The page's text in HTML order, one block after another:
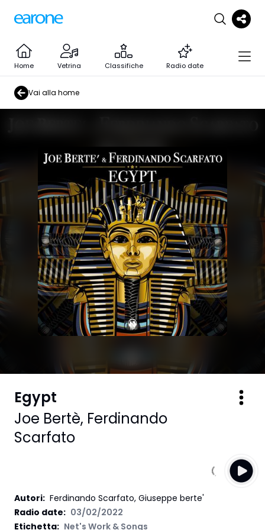
Home Vetrina Classifiche Radio date
Vai alla home
Egypt
Joe Bertè, Ferdinando
Scarfato
Autori: Ferdinando Scarfato, Giuseppe berte'
Radio date: 03/02/2022
Etichetta: Net's Work & Songs